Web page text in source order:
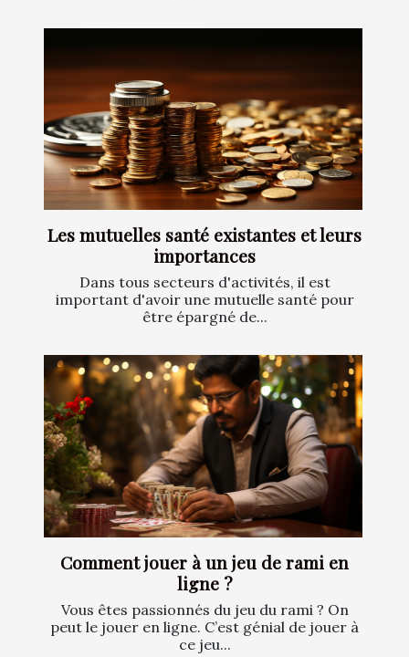
Les mutuelles santé existantes et leurs
importances
Dans tous secteurs d'activités, il est
important d'avoir une mutuelle santé pour
être épargné de...
Comment jouer à un jeu de rami en
ligne ?
Vous êtes passionnés du jeu du rami ? On
peut le jouer en ligne. C’est génial de jouer à
ce jeu...